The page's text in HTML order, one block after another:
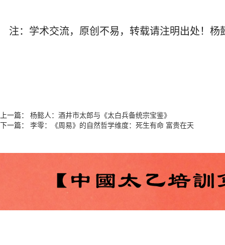
注：学术交流，原创不易，转载请注明出处！杨
上一篇： 杨懿人：酒井市太郎与《太白兵备统宗宝鉴》
下一篇： 李零：《周易》的自然哲学维度：死生有命 富贵在天